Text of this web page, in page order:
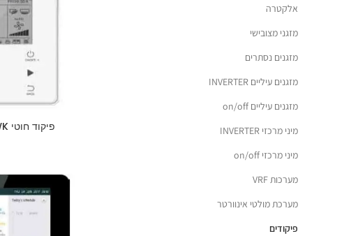
אלקטרה
מזגני מצובישי
מזגנים נסתרים
מזגנים עיליים INVERTER
מזגנים עיליים on/off
מיני מרכזי INVERTER
מיני מרכזי on/off
מערכות VRF
מערכת מולטי אינוורטר
פיקודים
פיקוד חוטי ELVCW – 120G/WK